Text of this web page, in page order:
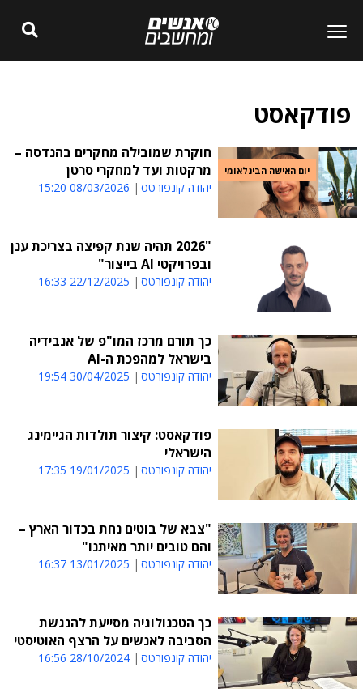
פודקאסט
יום האישה הבינלאומי
חוקרת שמובילה מחקרים בהנדסה –
מרקטות ועד למחקרי סרטן
יהודה קונפורטס 08/03/2026 15:20
"2026 תהיה שנת קפיצה בצריכת ענן
ובפרויקטי AI בייצור"
יהודה קונפורטס 22/12/2025 16:33
כך תורם מרכז המו"פ של אנבידיה
בישראל למהפכת ה-AI
יהודה קונפורטס 30/04/2025 19:54
פודקאסט: קיצור תולדות הגיימינג
הישראלי
יהודה קונפורטס 19/01/2025 17:35
"צבא של בוטים נחת בכדור הארץ –
והם טובים יותר מאיתנו"
יהודה קונפורטס 13/01/2025 16:37
כך הטכנולוגיה מסייעת להנגשת
הסביבה לאנשים על הרצף האוטיסטי
יהודה קונפורטס 28/10/2024 16:56